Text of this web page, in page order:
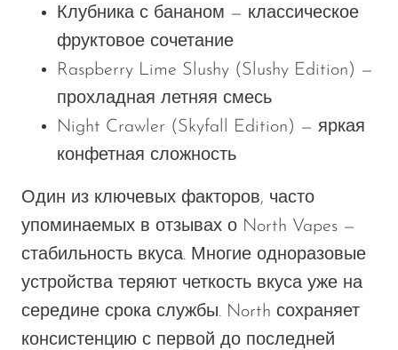
Клубника с бананом — классическое
фруктовое сочетание
Raspberry Lime Slushy (Slushy Edition) —
прохладная летняя смесь
Night Crawler (Skyfall Edition) — яркая
конфетная сложность
Один из ключевых факторов, часто
упоминаемых в отзывах о North Vapes —
стабильность вкуса. Многие одноразовые
устройства теряют четкость вкуса уже на
середине срока службы. North сохраняет
консистенцию с первой до последней